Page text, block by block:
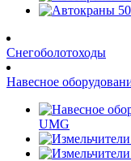
Снегоболотоходы
Навесное
UMG